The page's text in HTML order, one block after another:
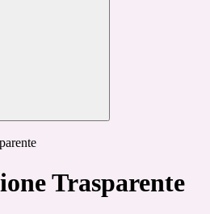
Trasparente